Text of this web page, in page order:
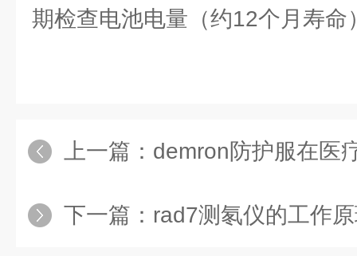
期检查电池电量（约12个月寿命
上一篇： demron防护服在医
下一篇： rad7测氡仪的工作